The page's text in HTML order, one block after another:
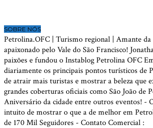
SOBRE NÓS
Petrolina.OFC | Turismo regional | Amante
apaixonado pelo Vale do São Francisco!
paixões e fundou o Instablog Petrolina OFC
diariamente os principais pontos turísticos de
de atrair mais turistas e mostrar a beleza que
grandes coberturas oficiais como São João de
Aniversário da cidade entre outros eventos! -
intuito de mostrar o que a de melhor em
de 170 Mil Seguidores - Contato Comercial :